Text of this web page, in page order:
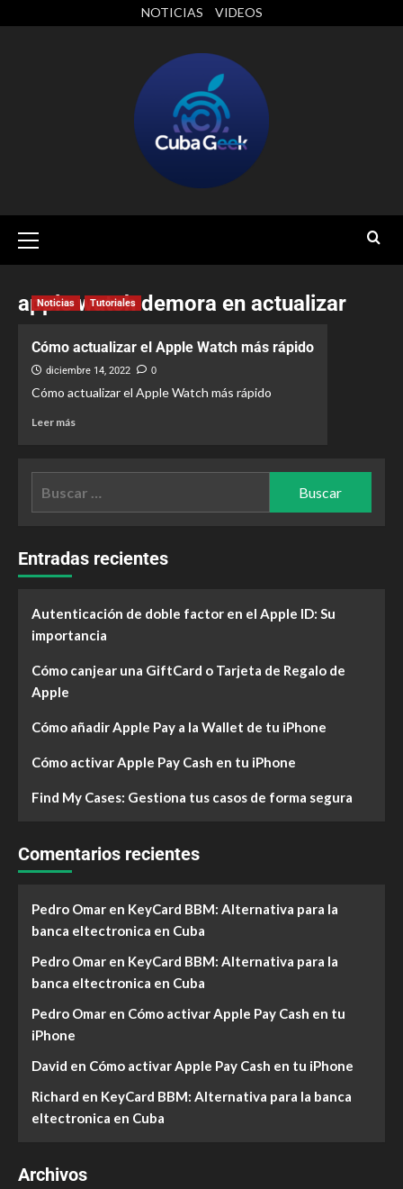
NOTICIAS VIDEOS
apple watch demora en actualizar
Noticias Tutoriales
Cómo actualizar el Apple Watch más rápido
diciembre 14, 2022 0
Cómo actualizar el Apple Watch más rápido
Leer más
Entradas recientes
Autenticación de doble factor en el Apple ID: Su
importancia
Cómo canjear una GiftCard o Tarjeta de Regalo de
Apple
Cómo añadir Apple Pay a la Wallet de tu iPhone
Cómo activar Apple Pay Cash en tu iPhone
Find My Cases: Gestiona tus casos de forma segura
Comentarios recientes
Pedro Omar en KeyCard BBM: Alternativa para la
banca eltectronica en Cuba
Pedro Omar en KeyCard BBM: Alternativa para la
banca eltectronica en Cuba
Pedro Omar en Cómo activar Apple Pay Cash en tu
iPhone
David en Cómo activar Apple Pay Cash en tu iPhone
Richard en KeyCard BBM: Alternativa para la banca
eltectronica en Cuba
Archivos